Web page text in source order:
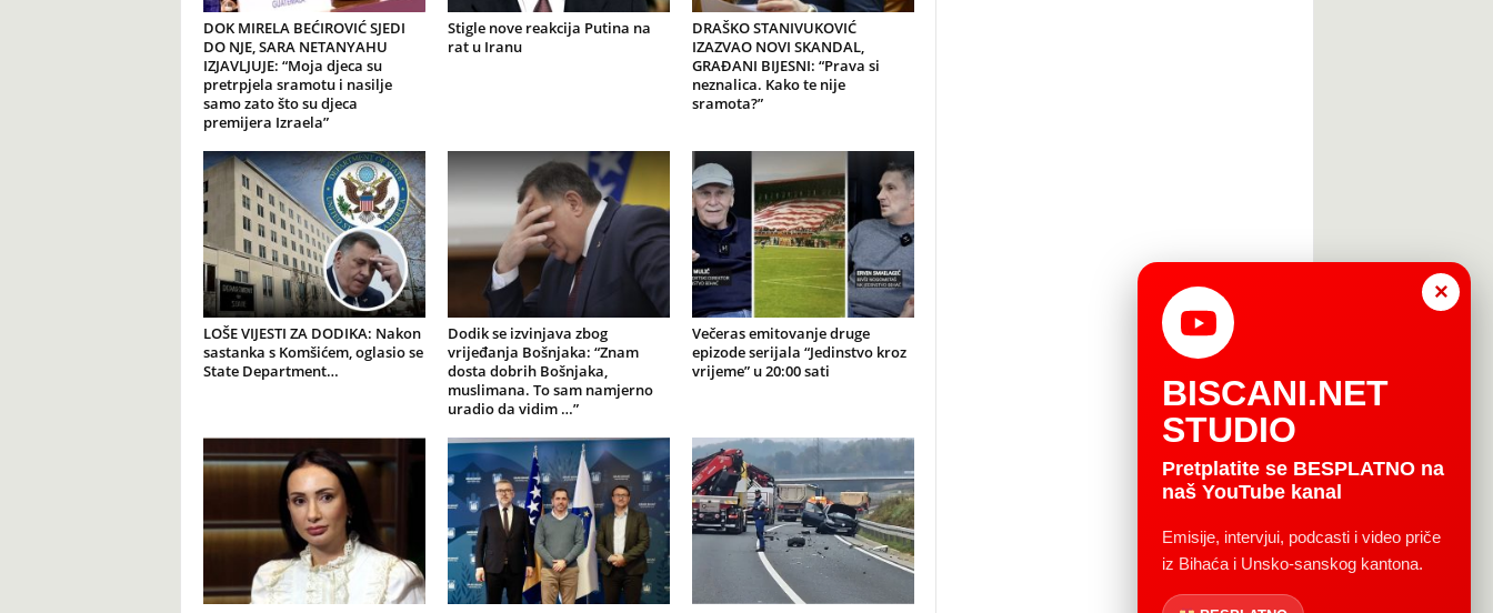
DOK MIRELA BEĆIROVIĆ SJEDI
DO NJE, SARA NETANYAHU
IZJAVLJUJE: “Moja djeca su
pretrpjela sramotu i nasilje
samo zato što su djeca
premijera Izraela”
Stigle nove reakcija Putina na
rat u Iranu
DRAŠKO STANIVUKOVIĆ
IZAZVAO NOVI SKANDAL,
GRAĐANI BIJESNI: “Prava si
neznalica. Kako te nije
sramota?”
LOŠE VIJESTI ZA DODIKA: Nakon
sastanka s Komšićem, oglasio se
State Department…
Dodik se izvinjava zbog
vrijeđanja Bošnjaka: “Znam
dosta dobrih Bošnjaka,
muslimana. To sam namjerno
uradio da vidim …”
Večeras emitovanje druge
epizode serijala “Jedinstvo kroz
vrijeme” u 20:00 sati
×
BISCANI.NET
STUDIO
Pretplatite se BESPLATNO na
naš YouTube kanal
Emisije, intervjui, podcasti i video priče
iz Bihaća i Unsko-sanskog kantona.